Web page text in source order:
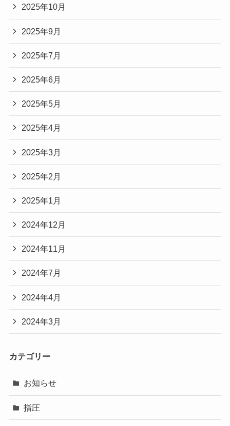
2025年10月
2025年9月
2025年7月
2025年6月
2025年5月
2025年4月
2025年3月
2025年2月
2025年1月
2024年12月
2024年11月
2024年7月
2024年4月
2024年3月
カテゴリー
お知らせ
指圧